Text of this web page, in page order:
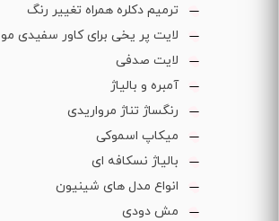
ترمیم دکلره همراه تغییر رنگ
لایت پر یخی برای کاور سفیدی مو
لایت صدفی
آمبره و بالیاژ
رنگساژ تناژ مرواریدی
میکاپ اسموکی
بالیاژ نسکافه ای
انواع مدل های شینیون
مش دودی